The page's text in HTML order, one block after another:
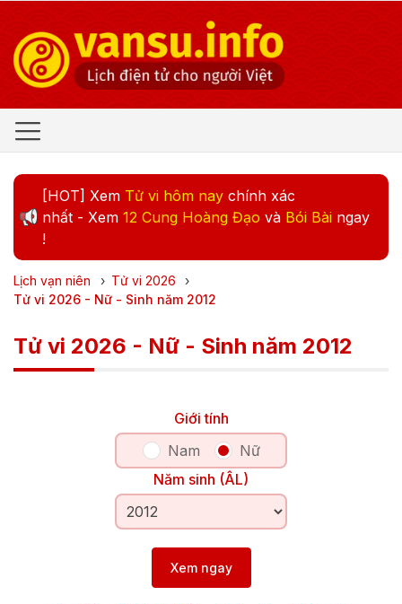
[HOT] Xem Tử vi hôm nay chính xác
nhất - Xem 12 Cung Hoàng Đạo và Bói Bài ngay
!
Lịch vạn niên › Tử vi 2026
›
Tử vi 2026 - Nữ - Sinh năm 2012
Tử vi 2026 - Nữ - Sinh năm 2012
Giới tính
Nam
Nữ
Năm sinh (ÂL)
Xem ngay